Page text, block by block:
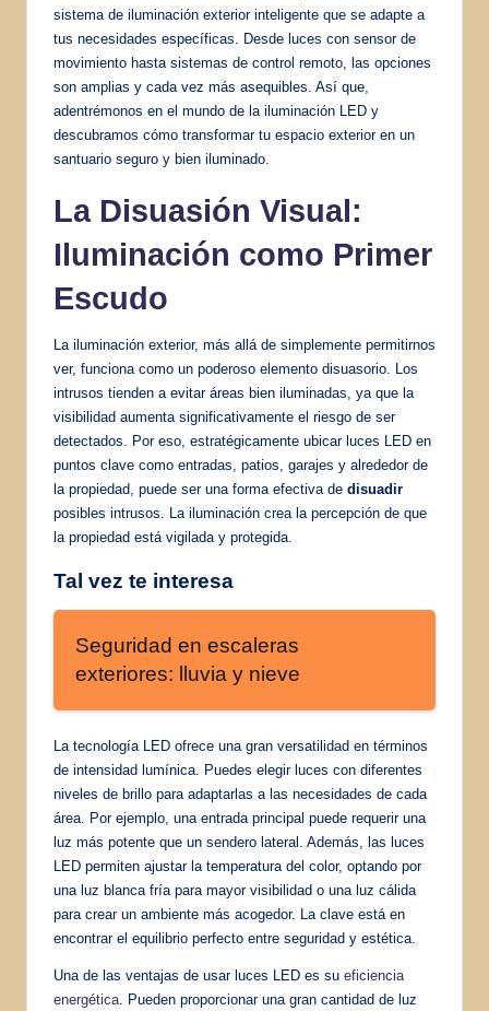
sistema de iluminación exterior inteligente que se adapte a
tus necesidades específicas. Desde luces con sensor de
movimiento hasta sistemas de control remoto, las opciones
son amplias y cada vez más asequibles. Así que,
adentrémonos en el mundo de la iluminación LED y
descubramos cómo transformar tu espacio exterior en un
santuario seguro y bien iluminado.
La Disuasión Visual:
Iluminación como Primer
Escudo
La iluminación exterior, más allá de simplemente permitirnos
ver, funciona como un poderoso elemento disuasorio. Los
intrusos tienden a evitar áreas bien iluminadas, ya que la
visibilidad aumenta significativamente el riesgo de ser
detectados. Por eso, estratégicamente ubicar luces LED en
puntos clave como entradas, patios, garajes y alrededor de
la propiedad, puede ser una forma efectiva de disuadir
posibles intrusos. La iluminación crea la percepción de que
la propiedad está vigilada y protegida.
Tal vez te interesa
Seguridad en escaleras
exteriores: lluvia y nieve
La tecnología LED ofrece una gran versatilidad en términos
de intensidad lumínica. Puedes elegir luces con diferentes
niveles de brillo para adaptarlas a las necesidades de cada
área. Por ejemplo, una entrada principal puede requerir una
luz más potente que un sendero lateral. Además, las luces
LED permiten ajustar la temperatura del color, optando por
una luz blanca fría para mayor visibilidad o una luz cálida
para crear un ambiente más acogedor. La clave está en
encontrar el equilibrio perfecto entre seguridad y estética.
Una de las ventajas de usar luces LED es su eficiencia
energética . Pueden proporcionar una gran cantidad de luz